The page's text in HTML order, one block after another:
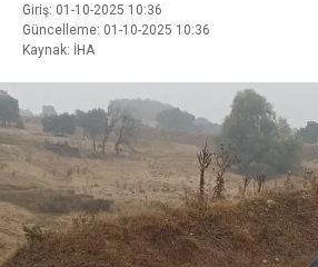
Giriş: 01-10-2025 10:36
Güncelleme: 01-10-2025 10:36
Kaynak: İHA